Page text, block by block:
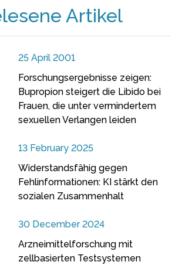
Artikel
25 April 2001
Forschungsergebnisse zeigen:
Bupropion steigert die Libido bei
Frauen, die unter vermindertem
sexuellen Verlangen leiden
13 February 2025
Widerstandsfähig gegen
Fehlinformationen: KI stärkt den
sozialen Zusammenhalt
30 December 2024
Arzneimittelforschung mit
zellbasierten Testsystemen